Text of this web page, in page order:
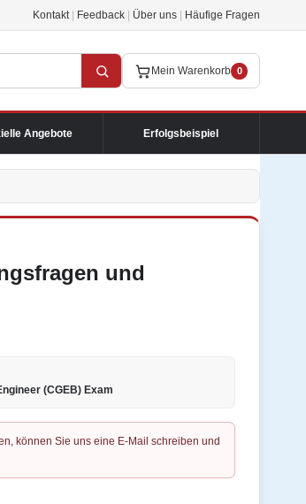
Kontakt Feedback Über uns Häufige Fragen
Mein Warenkorb 0
Angebote Erfolgsbeispiel
und
(CGEB) Exam
können Sie uns eine E-Mail schreiben und